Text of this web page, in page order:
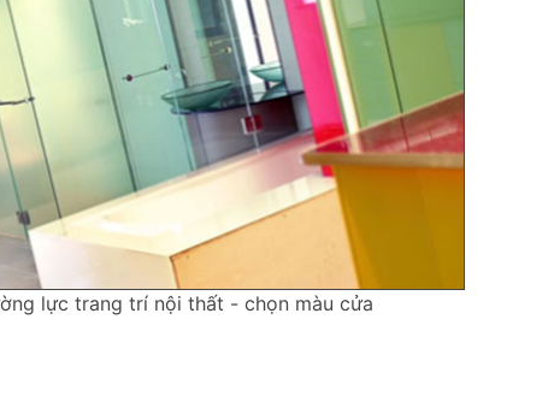
lực trang trí nội thất - chọn màu cửa